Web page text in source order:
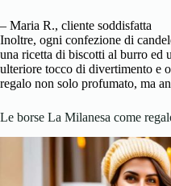
– Maria R., cliente soddisfatta
Inoltre, ogni confezione di
una ricetta di biscotti al burro ed
ulteriore tocco di divertimento e
regalo non solo profumato, ma
Le borse La Milanesa come